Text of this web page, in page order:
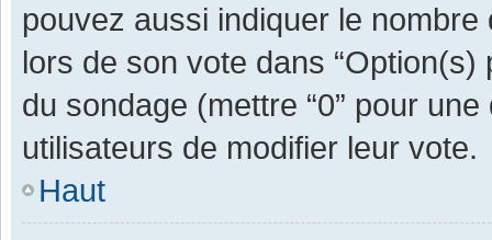
pouvez aussi indiquer le
lors de son vote dans “Option(s)
du sondage (mettre “0” pour
utilisateurs de modifier leur vote.
Haut